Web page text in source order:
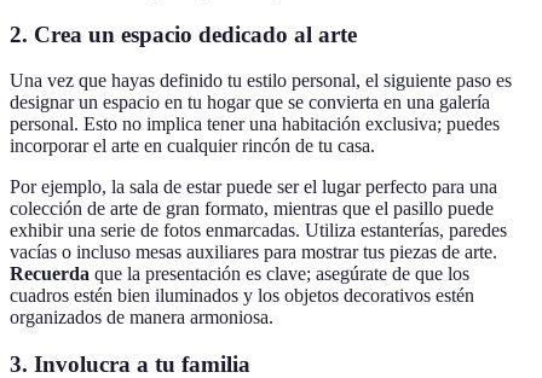
2. Crea un espacio dedicado al arte
Una vez que hayas definido tu estilo personal, el siguiente paso es
designar un espacio en tu hogar que se convierta en una galería
personal. Esto no implica tener una habitación exclusiva; puedes
incorporar el arte en cualquier rincón de tu casa.
Por ejemplo, la sala de estar puede ser el lugar perfecto para una
colección de arte de gran formato, mientras que el pasillo puede
exhibir una serie de fotos enmarcadas. Utiliza estanterías, paredes
vacías o incluso mesas auxiliares para mostrar tus piezas de arte.
Recuerda que la presentación es clave; asegúrate de que los
cuadros estén bien iluminados y los objetos decorativos estén
organizados de manera armoniosa.
3. Involucra a tu familia